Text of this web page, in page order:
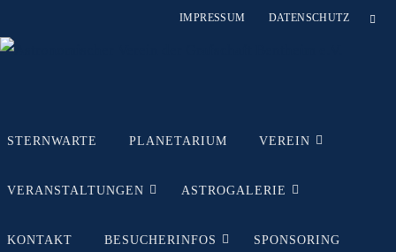
Inhalt
IMPRESSUM DATENSCHUTZ
Inhalt
STERNWARTE PLANETARIUM VEREIN
VERANSTALTUNGEN ASTROGALERIE
KONTAKT BESUCHERINFOS SPONSORING